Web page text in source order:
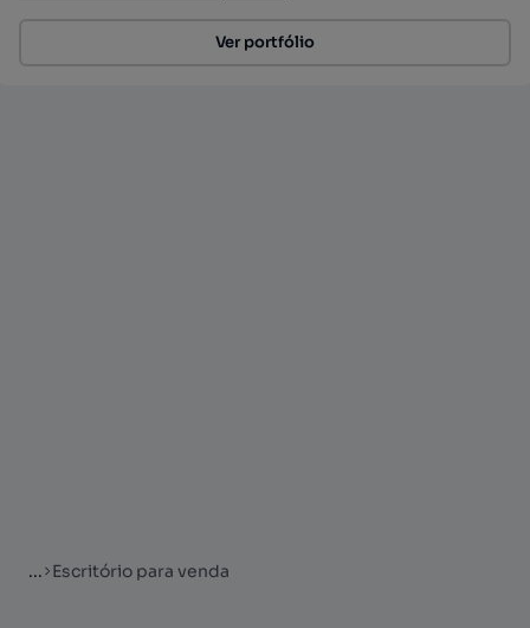
Ver portfólio
... Escritório para venda